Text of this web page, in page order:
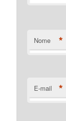
Nome *
E-mail *